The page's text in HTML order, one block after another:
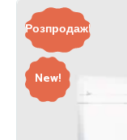
New!
Розпродаж!